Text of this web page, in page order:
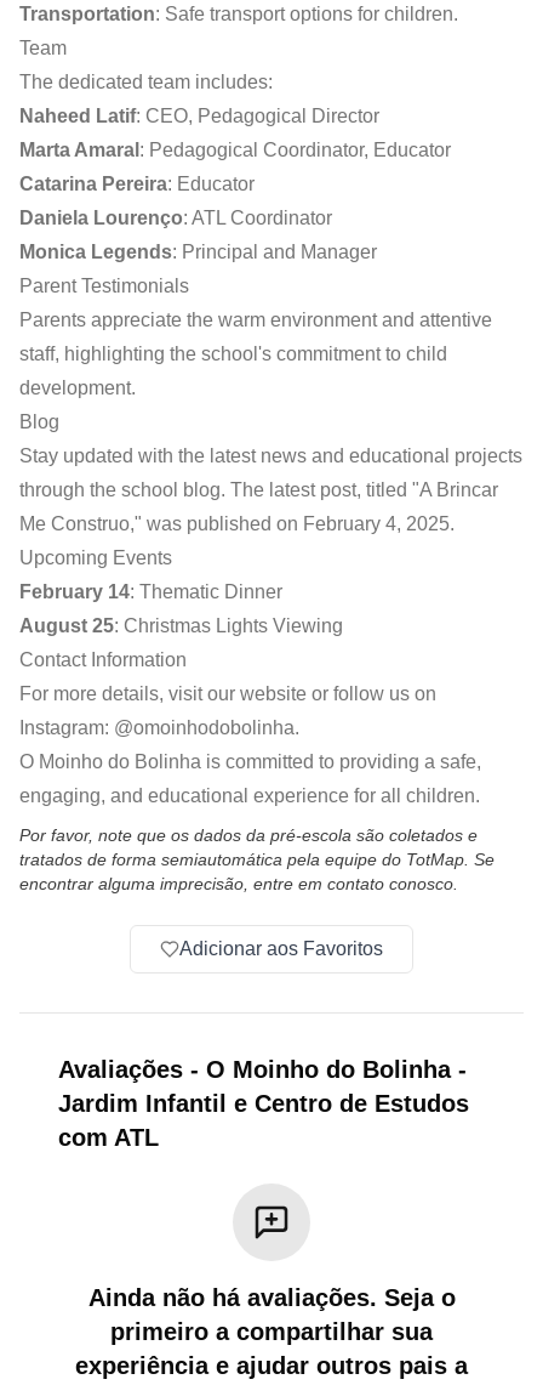
Transportation: Safe transport options for children.
Team
The dedicated team includes:
Naheed Latif: CEO, Pedagogical Director
Marta Amaral : Pedagogical Coordinator, Educator
Catarina Pereira: Educator
Daniela Lourenço: ATL Coordinator
Monica Legends: Principal and Manager
Parent Testimonials
Parents appreciate the warm environment and attentive
staff, highlighting the school's commitment to child
development.
Blog
Stay updated with the latest news and educational projects
through the school blog. The latest post, titled "A Brincar
Me Construo," was published on February 4, 2025.
Upcoming Events
February 14: Thematic Dinner
August 25: Christmas Lights Viewing
Contact Information
For more details, visit our website or follow us on
Instagram: @omoinhodobolinha.
O Moinho do Bolinha is committed to providing a safe,
engaging, and educational experience for all children.
Por favor, note que os dados da pré-escola são coletados e
tratados de forma semiautomática pela equipe do TotMap. Se
encontrar alguma imprecisão, entre em contato conosco.
Adicionar aos Favoritos
Avaliações - O Moinho do Bolinha -
Jardim Infantil e Centro de Estudos
com ATL
Ainda não há avaliações. Seja o
primeiro a compartilhar sua
experiência e ajudar outros pais a